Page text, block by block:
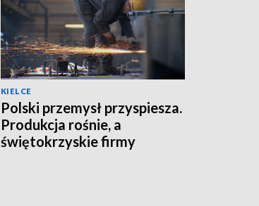
KIELCE
Polski przemysł przyspiesza.
Produkcja rośnie, a
świętokrzyskie firmy